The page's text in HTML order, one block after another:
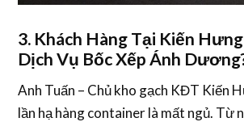
3. Khách Hàng Tại Kiến
Dịch Vụ Bốc Xếp Ánh
Anh Tuấn – Chủ kho gạch KĐT Kiến
lần hạ hàng containerlà mất ngủ. Từ